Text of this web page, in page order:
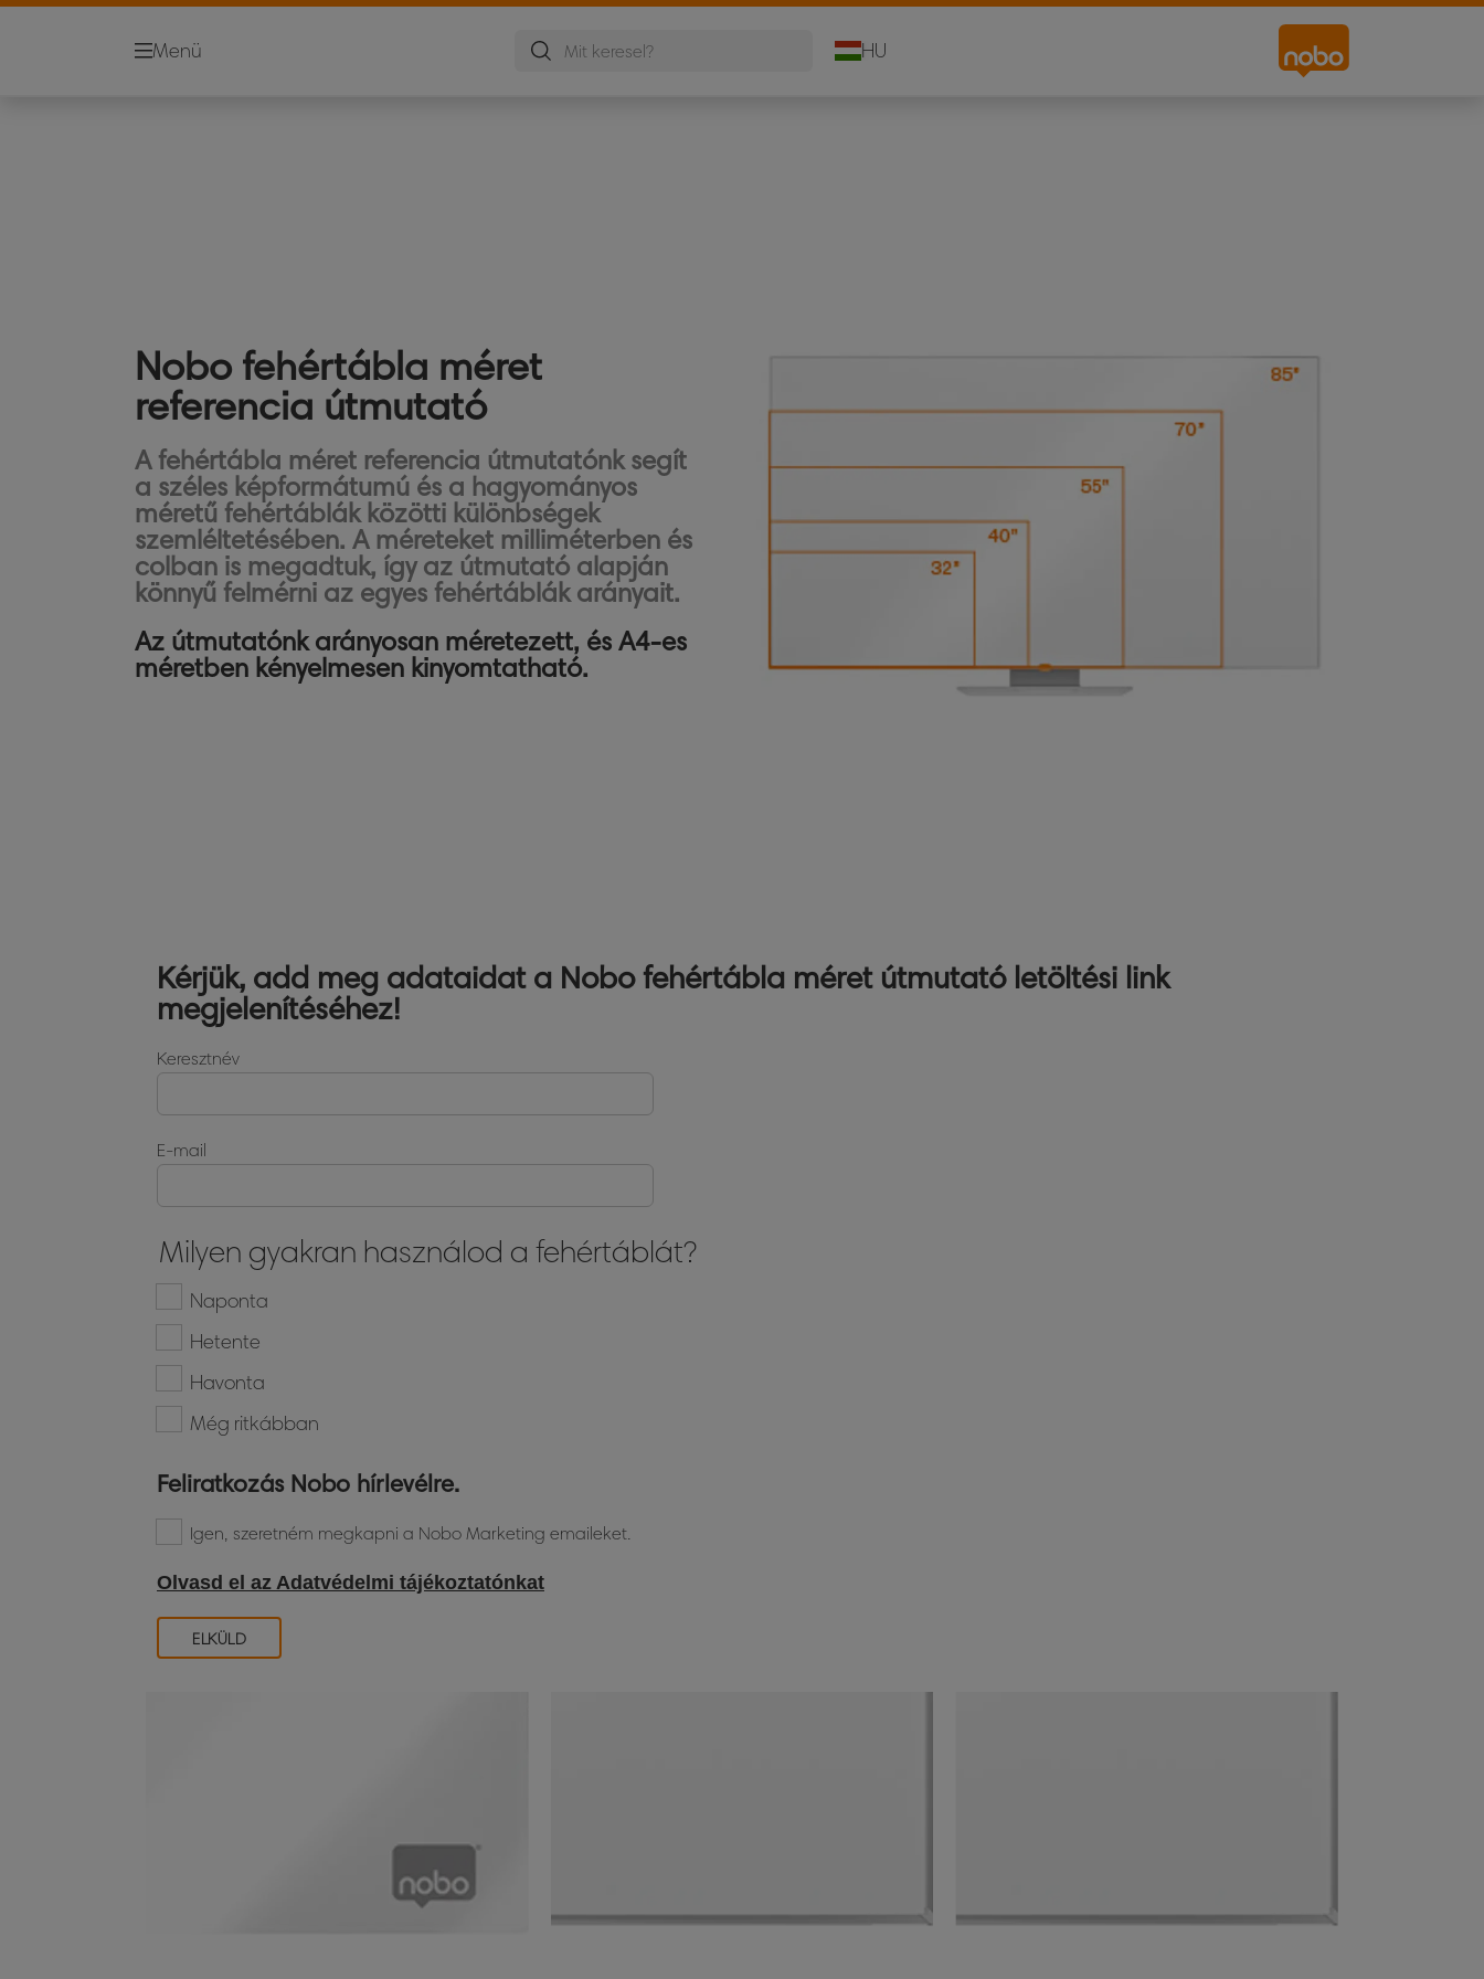
Menü HU
Nobo fehértábla méret
referencia útmutató
A fehértábla méret referencia útmutatónk segít
a széles képformátumú és a hagyományos
méretű fehértáblák közötti különbségek
szemléltetésében. A méreteket milliméterben és
colban is megadtuk, így az útmutató alapján
könnyű felmérni az egyes fehértáblák arányait.
Az útmutatónk arányosan méretezett, és A4-es
méretben kényelmesen kinyomtatható.
Kérjük, add meg adataidat a Nobo fehértábla méret útmutató letöltési link
megjelenítéséhez!
Keresztnév
E-mail
Milyen gyakran használod a fehértáblát?
Naponta
Hetente
Havonta
Még ritkábban
Feliratkozás Nobo hírlevélre.
Igen, szeretném megkapni a Nobo Marketing emaileket.
Olvasd el az Adatvédelmi tájékoztatónkat
ELKÜLD